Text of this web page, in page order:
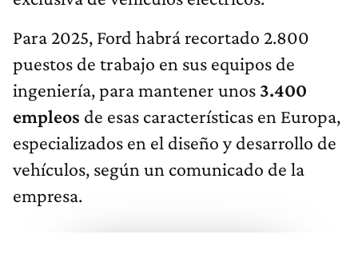
Para 2025, Ford habrá recortado 2.800
puestos de trabajo en sus equipos de
ingeniería, para mantener unos 3.400
empleos de esas características en Europa,
especializados en el diseño y desarrollo de
vehículos, según un comunicado de la
empresa.